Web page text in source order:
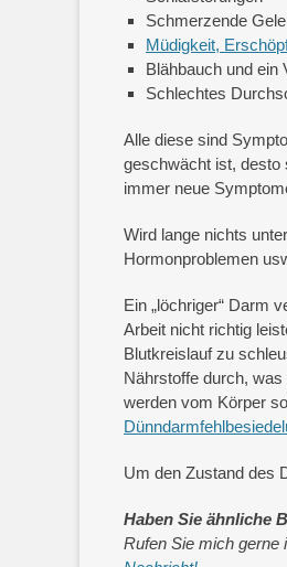
Schmerzende
Müdigkeit,
Blähbauch und ein
Schlechtes
Alle diese sind
geschwächt ist, desto
immer neue
Wird lange nichts
Hormonproblemen
Ein „löchriger“ Darm
Arbeit nicht richtig
Blutkreislauf zu
Nährstoffe durch,
werden vom Körper
Um den Zustand des
Haben Sie ähnliche
Rufen Sie mich gerne